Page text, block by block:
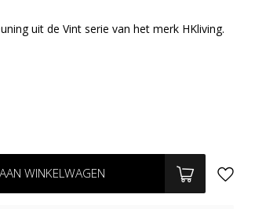
uit de Vint serie van het merk HKliving.
WINKELWAGEN